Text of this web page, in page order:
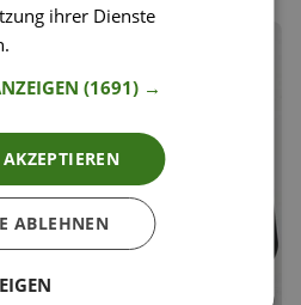
ihrer Dienste
(1691) →
ABLEHNEN